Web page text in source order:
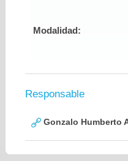
Modalidad:
Responsable
Gonzalo Humberto